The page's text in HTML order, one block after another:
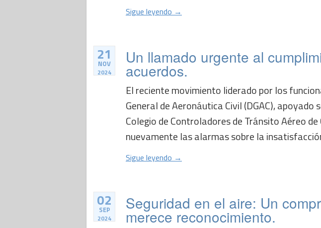
Sigue leyendo →
21
NOV
2024
Un llamado urgente al
acuerdos.
El reciente movimiento liderado por los
General de Aeronáutica Civil (DGAC),
Colegio de Controladores de Tránsito Aéreo de
nuevamente las alarmas sobre la
Sigue leyendo →
02
SEP
2024
Seguridad en el aire: Un
merece reconocimiento.